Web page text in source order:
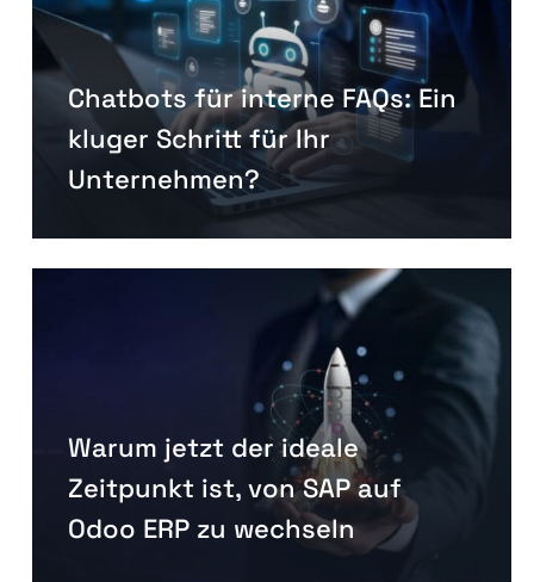
Chatbots für interne FAQs: Ein
kluger Schritt für Ihr
Unternehmen?
Warum jetzt der ideale
Zeitpunkt ist, von SAP auf
Odoo ERP zu wechseln